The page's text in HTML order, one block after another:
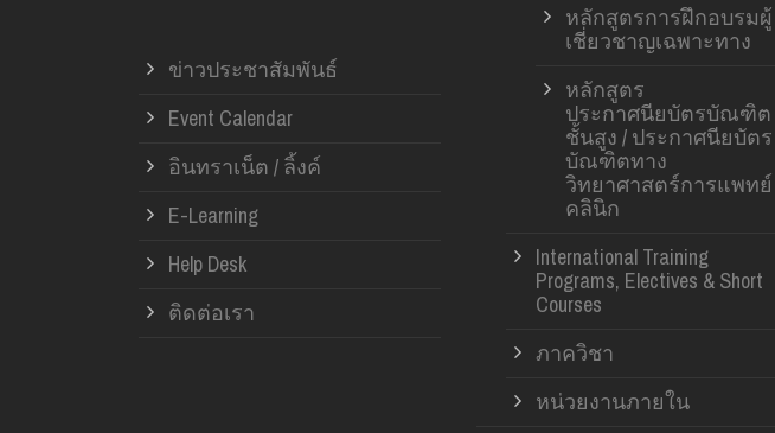
ข่าวประชาสัมพันธ์
Event Calendar
อินทราเน็ต / ลิ้งค์
E-Learning
Help Desk
ติดต่อเรา
หลักสูตรการฝึกอบรมผู้
เชี่ยวชาญเฉพาะทาง
หลักสูตร
ประกาศนียบัตรบัณฑิต
ชั้นสูง / ประกาศนียบัตร
บัณฑิตทาง
วิทยาศาสตร์การแพทย์
คลินิก
International Training
Programs, Electives & Short
Courses
ภาควิชา
หน่วยงานภายใน